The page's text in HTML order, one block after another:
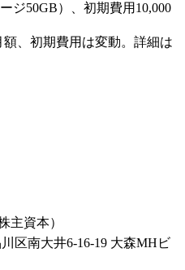
ジ50GB）、初期費用10,000
、初期費用は変動。詳細は
主資本）
区南大井6-16-19 大森MHビ